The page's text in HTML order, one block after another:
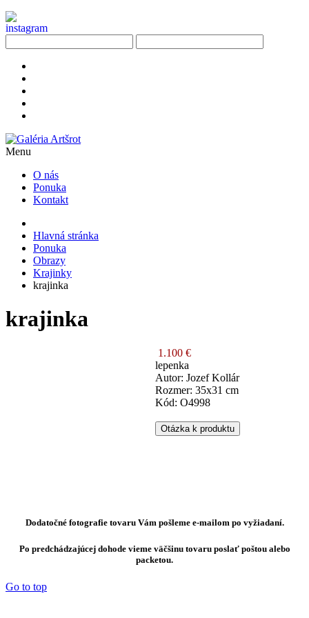
Menu
O nás
Ponuka
Kontakt
Hlavná stránka
Ponuka
Obrazy
Krajinky
krajinka
krajinka
1.100 €
lepenka
Autor: Jozef Kollár
Rozmer: 35x31 cm
Kód: O4998
Otázka k produktu
Dodatočné fotografie tovaru Vám pošleme e-mailom po vyžiadaní.
Po predchádzajúcej dohode vieme väčšinu tovaru poslať poštou alebo
packetou.
Go to top